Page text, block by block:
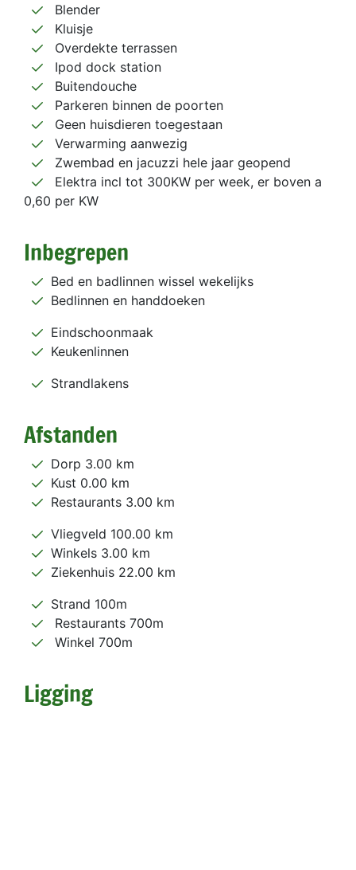
Blender
Kluisje
Overdekte terrassen
Ipod dock station
Buitendouche
Parkeren binnen de poorten
Geen huisdieren toegestaan
Verwarming aanwezig
Zwembad en jacuzzi hele jaar geopend
Elektra incl tot 300KW per week, er boven a
0,60 per KW
Inbegrepen
Bed en badlinnen wissel wekelijks
Bedlinnen en handdoeken
Eindschoonmaak
Keukenlinnen
Strandlakens
Afstanden
Dorp 3.00 km
Kust 0.00 km
Restaurants 3.00 km
Vliegveld 100.00 km
Winkels 3.00 km
Ziekenhuis 22.00 km
Strand 100m
Restaurants 700m
Winkel 700m
Ligging